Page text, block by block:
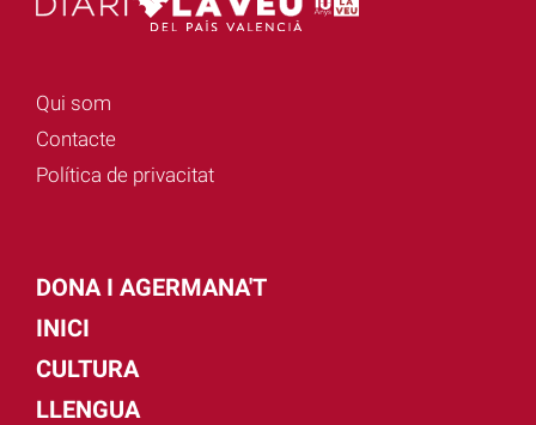
Qui som
Contacte
Política de privacitat
DONA I AGERMANA'T
INICI
CULTURA
LLENGUA